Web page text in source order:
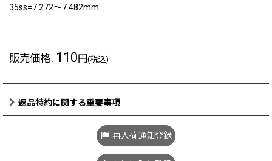
35ss=7.272〜7.482mm
販売価格: 110円(税込)
返品特約に関する重要事項
再入荷通知登録